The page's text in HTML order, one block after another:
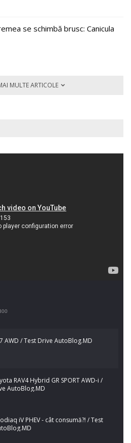
se schimbă brusc: Canicula
MULTE ARTICOLE
AWD / Test Drive AutoBlog.MD
RAV4 Hybrid GR SPORT AWD-i /
AutoBlog.MD
iV PHEV - cât consumă?! / Test